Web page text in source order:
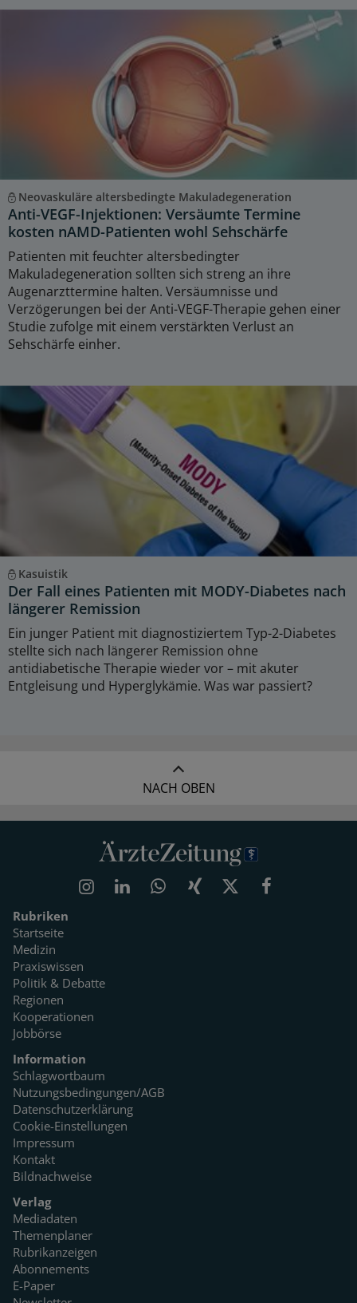
Neovaskuläre altersbedingte Makuladegeneration
Anti-VEGF-Injektionen: Versäumte Termine
kosten nAMD-Patienten wohl Sehschärfe
Patienten mit feuchter altersbedingter
Makuladegeneration sollten sich streng an ihre
Augenarzttermine halten. Versäumnisse und
Verzögerungen bei der Anti-VEGF-Therapie gehen einer
Studie zufolge mit einem verstärkten Verlust an
Sehschärfe einher.
Kasuistik
Der Fall eines Patienten mit MODY-Diabetes nach
längerer Remission
Ein junger Patient mit diagnostiziertem Typ-2-Diabetes
stellte sich nach längerer Remission ohne
antidiabetische Therapie wieder vor – mit akuter
Entgleisung und Hyperglykämie. Was war passiert?
NACH OBEN
Rubriken
Startseite
Medizin
Praxiswissen
Politik & Debatte
Regionen
Kooperationen
Jobbörse
Information
Schlagwortbaum
Nutzungsbedingungen/AGB
Datenschutzerklärung
Cookie-Einstellungen
Impressum
Kontakt
Bildnachweise
Verlag
Mediadaten
Themenplaner
Rubrikanzeigen
Abonnements
E-Paper